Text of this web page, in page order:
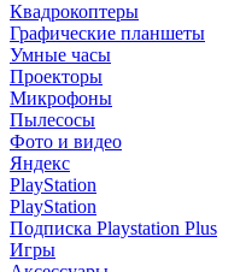
Квадрокоптеры
Графические планшеты
Умные часы
Проекторы
Микрофоны
Пылесосы
Фото и видео
Яндекс
PlayStation
PlayStation
Подписка Playstation Plus
Игры